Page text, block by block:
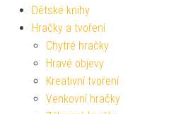
Dětské knihy
Hračky a tvoření
Chytré hračky
Hravé objevy
Kreativní tvoření
Venkovní hračky